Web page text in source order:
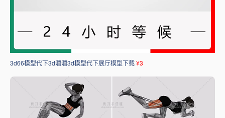
3d66模型代下3d溜溜3d模型代下展厅模型下载¥3